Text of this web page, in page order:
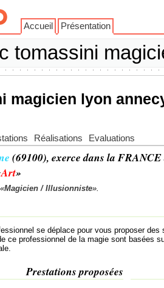
Accueil Présentation
tomassini
magicien lyon
Réalisations Evaluations
(69100), exerce dans la FRANCE
Art»
«Magicien / Illusionniste».
se déplace pour vous proposer
ce professionnel de la magie sont basées
Prestations proposées